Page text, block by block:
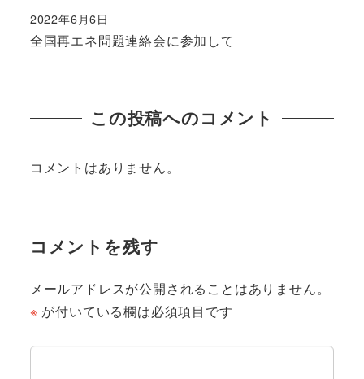
全国再エネ問題連絡会に参加して
2022年6月6日
この投稿へのコメント
コメントはありません。
コメントを残す
メールアドレスが公開されることはありません。
※ が付いている欄は必須項目です